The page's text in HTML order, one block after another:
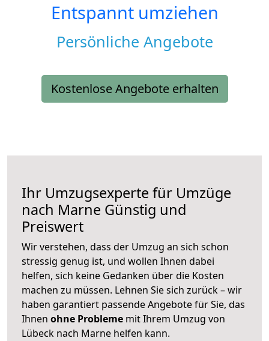
Entspannt umziehen
Persönliche Angebote
Kostenlose Angebote erhalten
Ihr Umzugsexperte für Umzüge
nach Marne Günstig und
Preiswert
Wir verstehen, dass der Umzug an sich schon
stressig genug ist, und wollen Ihnen dabei
helfen, sich keine Gedanken über die Kosten
machen zu müssen. Lehnen Sie sich zurück – wir
haben garantiert passende Angebote für Sie, das
Ihnen ohne Probleme mit Ihrem Umzug von
Lübeck nach Marne helfen kann.